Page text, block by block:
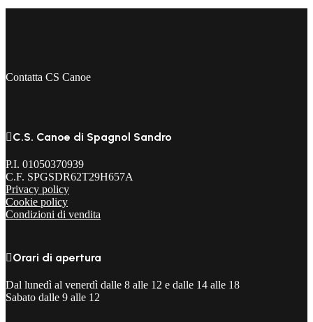
Contatta CS Canoe
C.S. Canoe di Spagnol Sandro
P.I. 01050370939
C.F. SPGSDR62T29H657A
Privacy policy
Cookie policy
Condizioni di vendita
Orari di apertura
Dal lunedì al venerdì dalle 8 alle 12 e dalle 14 alle 18
Sabato dalle 9 alle 12